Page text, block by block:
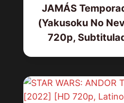
JAMÁS
(Yakusoku No
720p,